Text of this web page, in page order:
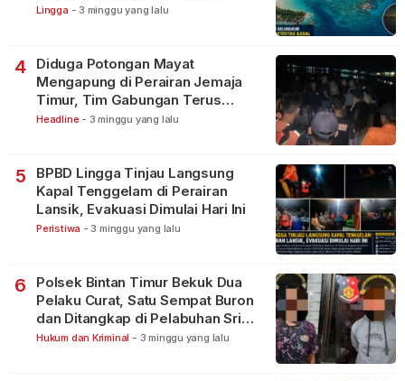
Lingga - 3 minggu yang lalu
4
Diduga Potongan Mayat
Mengapung di Perairan Jemaja
Timur, Tim Gabungan Terus
Lakukan Pencarian
Headline - 3 minggu yang lalu
5
BPBD Lingga Tinjau Langsung
Kapal Tenggelam di Perairan
Lansik, Evakuasi Dimulai Hari Ini
Peristiwa - 3 minggu yang lalu
6
Polsek Bintan Timur Bekuk Dua
Pelaku Curat, Satu Sempat Buron
dan Ditangkap di Pelabuhan Sri
Bintan Pura
Hukum dan Kriminal - 3 minggu yang lalu